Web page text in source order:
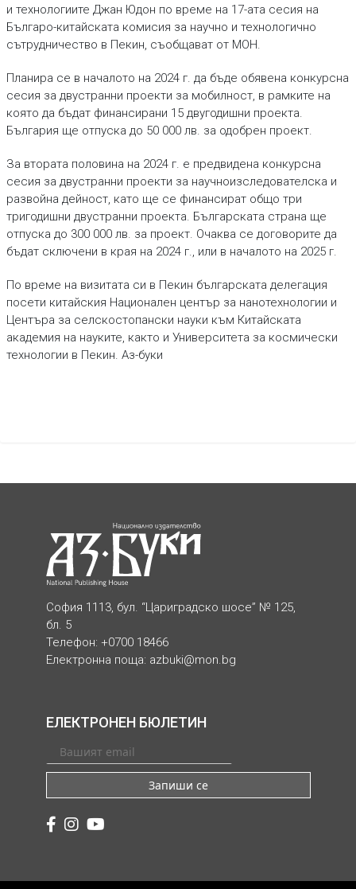
и технологиите Джан Юдон по време на 17-ата сесия на
Българо-китайската комисия за научно и технологично
сътрудничество в Пекин, съобщават от МОН.
Планира се в началото на 2024 г. да бъде обявена конкурсна
сесия за двустранни проекти за мобилност, в рамките на
която да бъдат финансирани 15 двугодишни проекта.
България ще отпуска до 50 000 лв. за одобрен проект.
За втората половина на 2024 г. е предвидена конкурсна
сесия за двустранни проекти за научноизследователска и
развойна дейност, като ще се финансират общо три
тригодишни двустранни проекта. Българската страна ще
отпуска до 300 000 лв. за проект. Очаква се договорите да
бъдат сключени в края на 2024 г., или в началото на 2025 г.
По време на визитата си в Пекин българската делегация
посети китайския Национален център за нанотехнологии и
Центъра за селскостопански науки към Китайската
академия на науките, както и Университета за космически
технологии в Пекин. Аз-буки
София 1113, бул. “Цариградско шосе” № 125,
бл. 5
Телефон: +0700 18466
Електронна поща: azbuki@mon.bg
ЕЛЕКТРОНЕН БЮЛЕТИН
Запиши се